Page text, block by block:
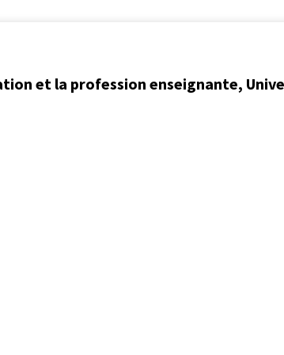
et la profession enseignante,